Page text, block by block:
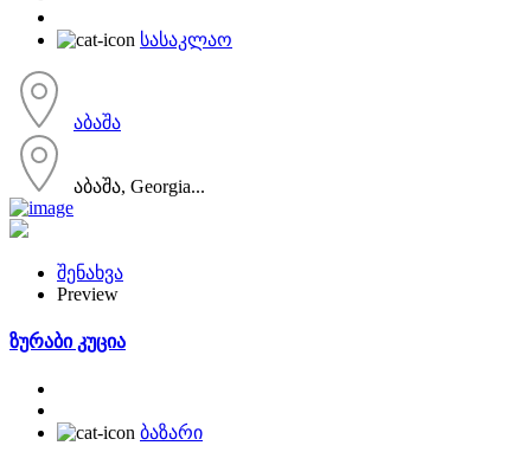
სასაკლაო
აბაშა
აბაშა, Georgia...
შენახვა
Preview
ზურაბი კუცია
ბაზარი